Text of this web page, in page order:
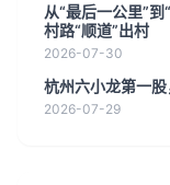
从“最后一公里”
村路“顺道”出村
2026-07-30
杭州六小龙第一
2026-07-29